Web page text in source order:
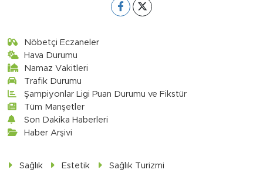
Nöbetçi Eczaneler
Hava Durumu
Namaz Vakitleri
Trafik Durumu
Şampiyonlar Ligi Puan Durumu ve Fikstür
Tüm Manşetler
Son Dakika Haberleri
Haber Arşivi
Sağlık Estetik
Sağlık Turizmi